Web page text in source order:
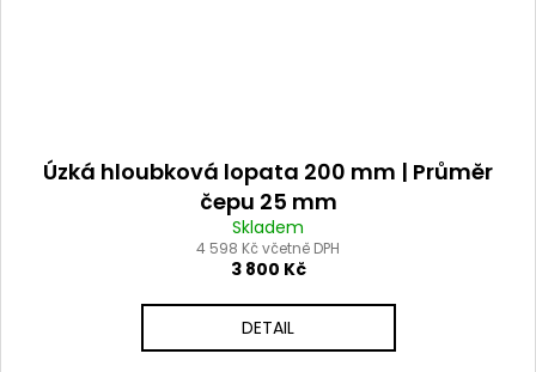
Úzká hloubková lopata 200 mm | Průměr
čepu 25 mm
Skladem
4 598 Kč včetně DPH
3 800 Kč
DETAIL